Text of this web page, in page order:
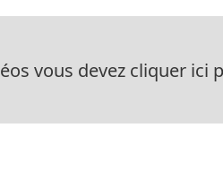
vous devez cliquer ici